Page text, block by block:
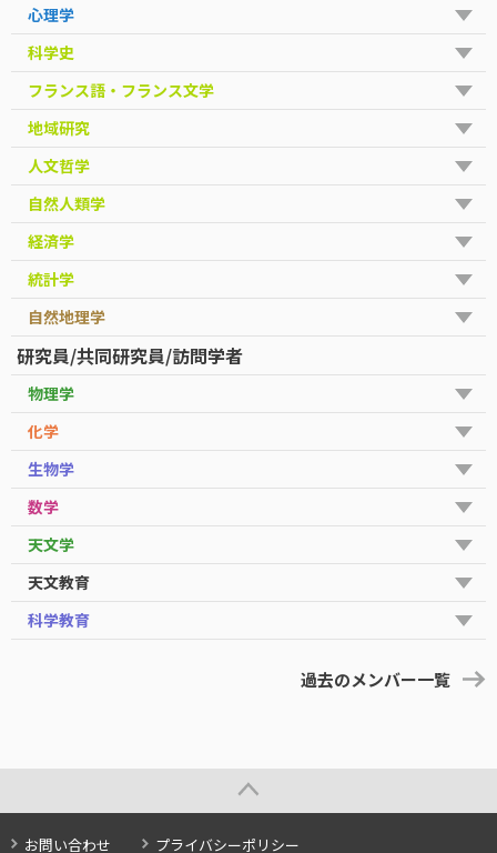
心理学
科学史
フランス語・フランス文学
地域研究
人文哲学
自然人類学
経済学
統計学
自然地理学
研究員/共同研究員/訪問学者
物理学
化学
生物学
数学
天文学
天文教育
科学教育
過去のメンバー一覧
お問い合わせ プライバシーポリシー